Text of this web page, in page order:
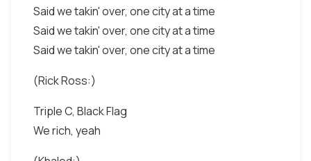
Said we takin' over, one city at a time
Said we takin' over, one city at a time
Said we takin' over, one city at a time
(Rick Ross:)
Triple C, Black Flag
We rich, yeah